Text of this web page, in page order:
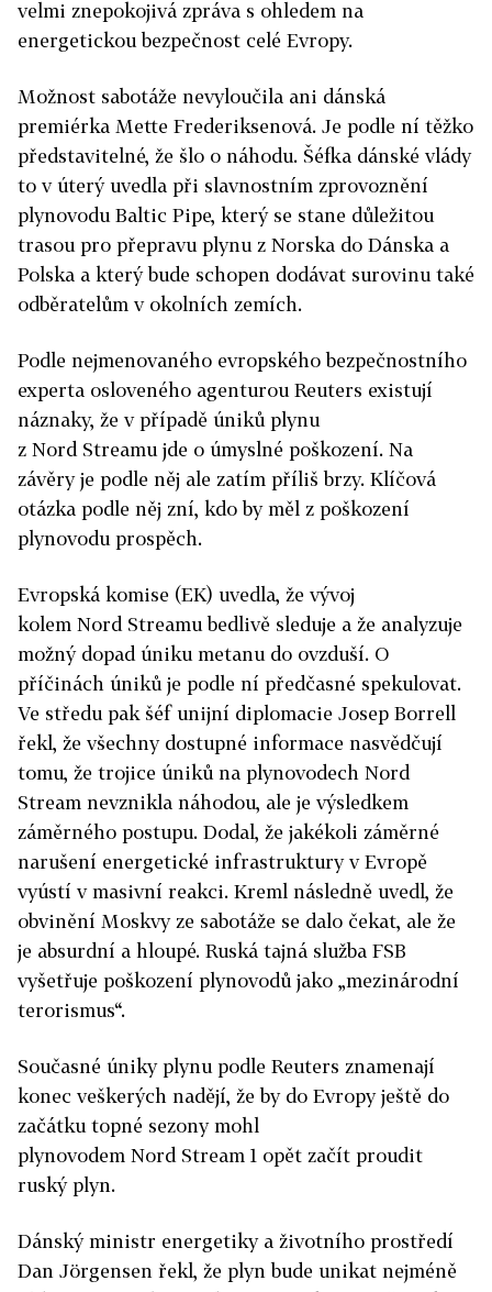
velmi znepokojivá zpráva s ohledem na
energetickou bezpečnost celé Evropy.
Možnost sabotáže nevyloučila ani dánská
premiérka Mette Frederiksenová. Je podle ní těžko
představitelné, že šlo o náhodu. Šéfka dánské vlády
to v úterý uvedla při slavnostním zprovoznění
plynovodu Baltic Pipe, který se stane důležitou
trasou pro přepravu plynu z Norska do Dánska a
Polska a který bude schopen dodávat surovinu také
odběratelům v okolních zemích.
Podle nejmenovaného evropského bezpečnostního
experta osloveného agenturou Reuters existují
náznaky, že v případě úniků plynu
z Nord Streamu jde o úmyslné poškození. Na
závěry je podle něj ale zatím příliš brzy. Klíčová
otázka podle něj zní, kdo by měl z poškození
plynovodu prospěch.
Evropská komise (EK) uvedla, že vývoj
kolem Nord Streamubedlivě sleduje a že analyzuje
možný dopad úniku metanu do ovzduší. O
příčinách úniků je podle ní předčasné spekulovat.
Ve středu pak šéf unijní diplomacie Josep Borrell
řekl, že všechny dostupné informace nasvědčují
tomu, že trojice úniků na plynovodech Nord
Stream nevznikla náhodou, ale je výsledkem
záměrného postupu. Dodal, že jakékoli záměrné
narušení energetické infrastruktury v Evropě
vyústí v masivní reakci. Kreml následně uvedl, že
obvinění Moskvy ze sabotáže se dalo čekat, ale že
je absurdní a hloupé. Ruská tajná služba FSB
vyšetřuje poškození plynovodů jako „mezinárodní
terorismus“.
Současné úniky plynu podle Reuters znamenají
konec veškerých nadějí, že by do Evropy ještě do
začátku topné sezony mohl
plynovodem Nord Stream 1 opět začít proudit
ruský plyn.
Dánský ministr energetiky a životního prostředí
Dan Jörgensen řekl, že plyn bude unikat nejméně